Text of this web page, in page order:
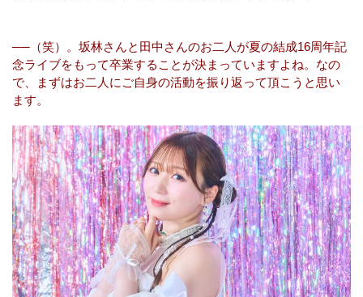
──（笑）。坂林さんと田中さんのお二人が夏の結成16周年記
念ライブをもって卒業することが決まっていますよね。なの
で、まずはお二人にご自身の活動を振り返って頂こうと思い
ます。